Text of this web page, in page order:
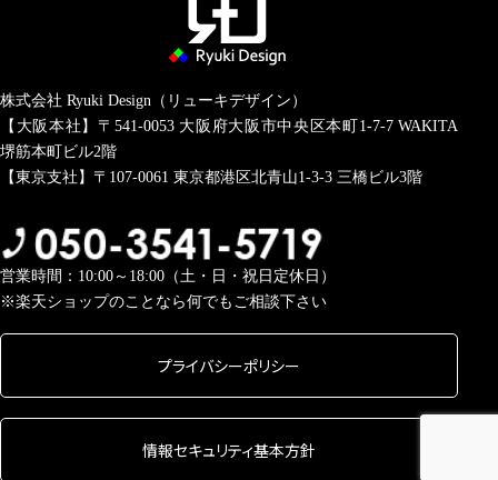
株式会社 Ryuki Design（リューキデザイン）
【大阪本社】〒541-0053大阪府大阪市中央区本町1-7-7 WAKITA
堺筋本町ビル2階
【東京支社】〒107-0061 東京都港区北青山1-3-3 三橋ビル3階
営業時間：10:00～18:00（土・日・祝日定休日）
※楽天ショップのことなら何でもご相談下さい
プライバシーポリシー
情報セキュリティ基本方針